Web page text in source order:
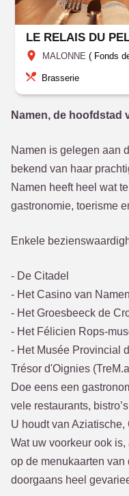
LE RELAIS DU
MALONNE ( Fonds
Brasserie
Namen, de hoofdstad
Namen is gelegen aan
bekend van haar
Namen heeft heel wat
gastronomie, toerisme
Enkele
- De Citadel
- Het Casino van Namen
- Het Groesbeeck de
- Het Félicien Rops-
- Het Musée Provincial
Trésor d'Oignies
Doe eens een
vele restaurants,
U houdt van
Wat uw voorkeur ook
op de menukaarten
doorgaans heel